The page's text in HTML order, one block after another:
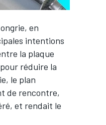
en
intentions
la plaque
réduire la
le plan
de rencontre,
et rendait le